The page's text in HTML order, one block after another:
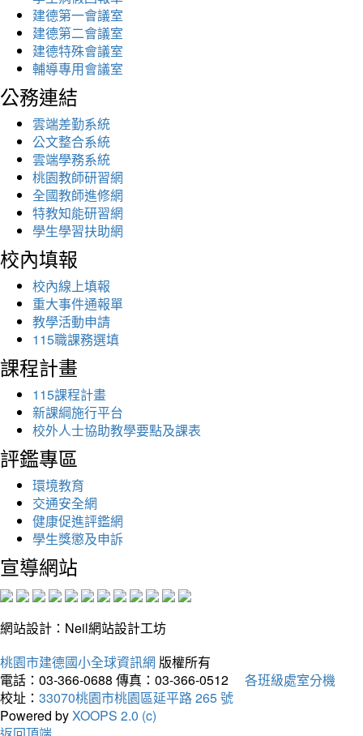
建德第一會議室
建德第二會議室
建德特殊會議室
輔導專用會議室
公務連結
雲端差勤系統
公文整合系統
雲端學務系統
桃園教師研習網
全國教師進修網
特教知能研習網
學生學習扶助網
校內填報
校內線上填報
重大事件通報單
教學活動申請
115職課務選填
課程計畫
115課程計畫
新課綱施行平台
校外人士協助教學要點及課表
評鑑專區
環境教育
交通安全網
健康促進評鑑網
學生獎懲及申訴
宣導網站
網站設計：Neil網站設計工坊
桃園市建德國小全球資訊網 版權所有
電話：03-366-0688 傳真：03-366-0512
各班級處室分機
校址： 33070桃園市桃園區延平路 265 號
Powered byXOOPS 2.0 (c)